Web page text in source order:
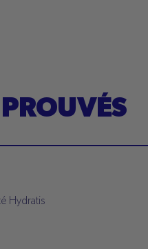
PROUVÉS
Hydratis